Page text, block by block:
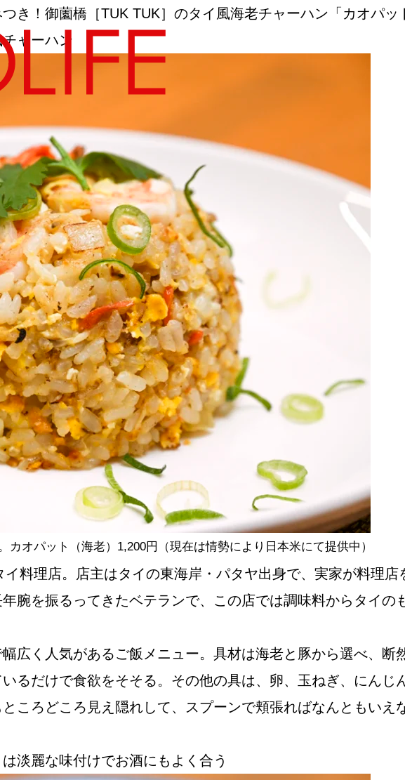
地図から探す
NEW OPEN
CULTURE
関西で開催。おすすめの展覧会
おすすめの映画
誠光社で選びました。おすすめ
紹介します。おすすめのイベ
Instagram
き！御薗橋［TUK TUK］のタイ風海老チャーハン「カオパッ
ャーハン
オパット（海老）1,200円（現在は情勢により日本米にて提供中）
料理店。店主はタイの東海岸・パタヤ出身で、実家が料理
腕を振るってきたベテランで、この店では調味料からタイの
広く人気があるご飯メニュー。具材は海老と豚から選べ、断
るだけで食欲をそそる。その他の具は、卵、玉ねぎ、にんじ
ころどころ見え隠れして、スプーンで頬張ればなんともいえ
淡麗な味付けでお酒にもよく合う